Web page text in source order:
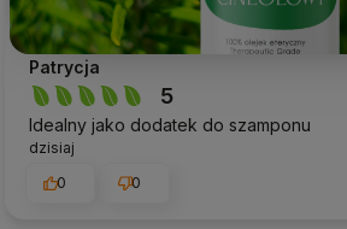
Patrycja
5
Idealny jako dodatek do szamponu
dzisiaj
0
0